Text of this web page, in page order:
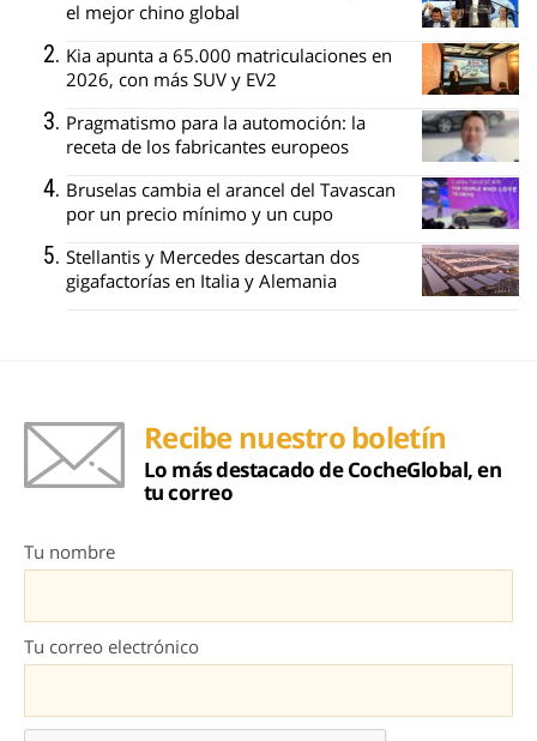
el mejor chino global
Kia apunta a 65.000 matriculaciones en
2026, con más SUV y EV2
Pragmatismo para la automoción: la
receta de los fabricantes europeos
Bruselas cambia el arancel del Tavascan
por un precio mínimo y un cupo
Stellantis y Mercedes descartan dos
gigafactorías en Italia y Alemania
Recibe nuestro boletín
Lo más destacado de CocheGlobal, en
tu correo
Tu nombre
Tu correo electrónico